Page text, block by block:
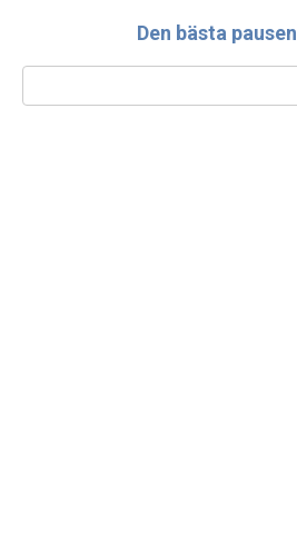
Den bästa pausen
Search: